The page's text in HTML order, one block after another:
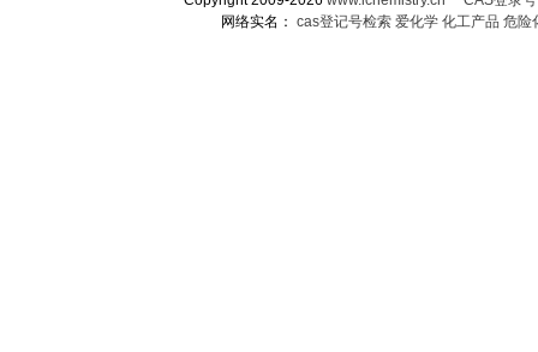
网络实名： cas登记号检索 爱化学 化工产品 危险